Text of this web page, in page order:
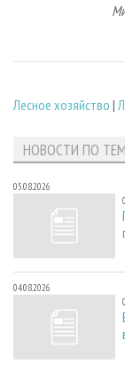
Лесное хозяйство |
НОВОСТИ ПО
05.08.2026
04.08.2026